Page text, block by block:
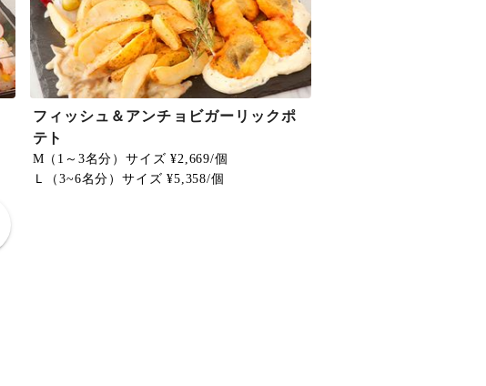
フィッシュ＆アンチョビガーリックポ
テト
M（1～3名分）サイズ ¥2,669/個
Ｌ（3~6名分）サイズ ¥5,358/個